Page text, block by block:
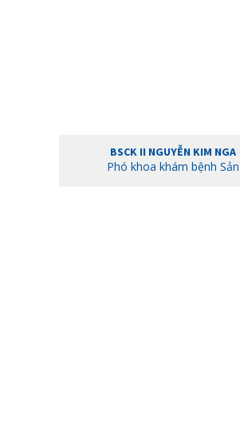
BSCK II NGUYỄN KIM NGA
Phó khoa khám bệnh Sản